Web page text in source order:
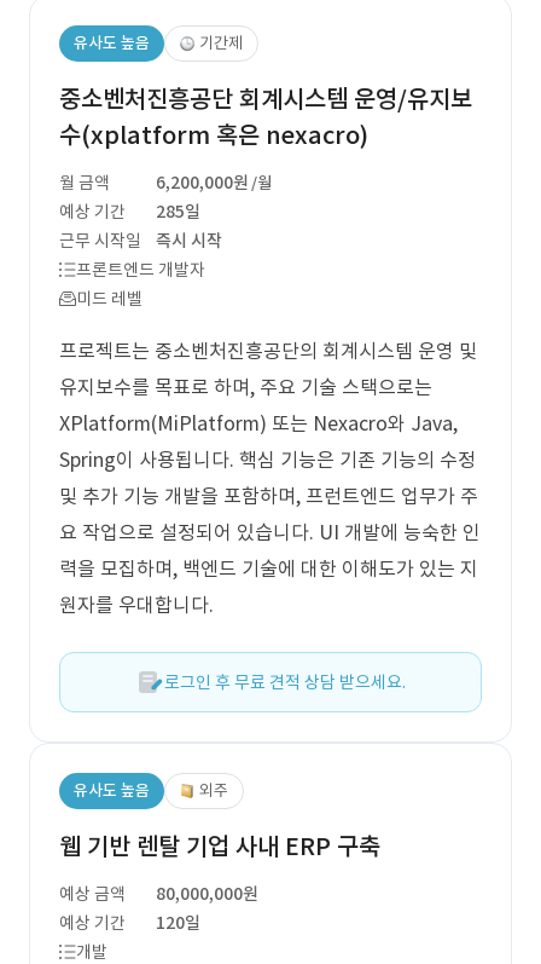
유사도 높음 기간제
중소벤처진흥공단 회계시스템 운영/유지보
수(xplatform 혹은 nexacro)
월 금액 6,200,000원 /월
예상 기간
285일
근무 시작일
즉시 시작
프론트엔드 개발자
미드 레벨
프로젝트는 중소벤처진흥공단의 회계시스템 운영 및
유지보수를 목표로 하며, 주요 기술 스택으로는
XPlatform(MiPlatform) 또는 Nexacro와 Java,
Spring이 사용됩니다. 핵심 기능은 기존 기능의 수정
및 추가 기능 개발을 포함하며, 프런트엔드 업무가 주
요 작업으로 설정되어 있습니다. UI 개발에 능숙한 인
력을 모집하며, 백엔드 기술에 대한 이해도가 있는 지
원자를 우대합니다.
로그인 후 무료 견적 상담 받으세요.
유사도 높음 외주
웹 기반 렌탈 기업 사내 ERP 구축
예상 금액
80,000,000원
예상 기간
120일
개발